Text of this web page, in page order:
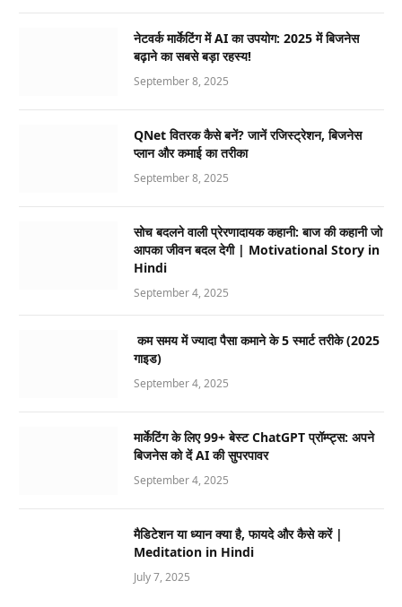
नेटवर्क मार्केटिंग में AI का उपयोग: 2025 में बिजनेस
बढ़ाने का सबसे बड़ा रहस्य!
September 8, 2025
QNet वितरक कैसे बनें? जानें रजिस्ट्रेशन, बिजनेस
प्लान और कमाई का तरीका
September 8, 2025
सोच बदलने वाली प्रेरणादायक कहानी: बाज की कहानी जो
आपका जीवन बदल देगी | Motivational Story in
Hindi
September 4, 2025
कम समय में ज्यादा पैसा कमाने के 5 स्मार्ट तरीके (2025
गाइड)
September 4, 2025
मार्केटिंग के लिए 99+ बेस्ट ChatGPT प्रॉम्प्ट्स: अपने
बिजनेस को दें AI की सुपरपावर
September 4, 2025
मैडिटेशन या ध्यान क्या है, फायदे और कैसे करें |
Meditation in Hindi
July 7, 2025